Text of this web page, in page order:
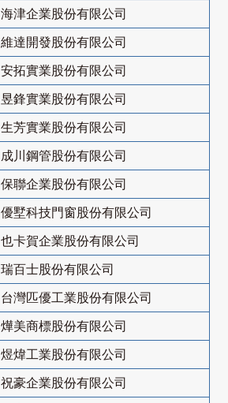
海津企業股份有限公司
維達開發股份有限公司
安拓實業股份有限公司
昱鋒實業股份有限公司
生芳實業股份有限公司
成川鋼管股份有限公司
保聯企業股份有限公司
優墅科技門窗股份有限公司
也卡賀企業股份有限公司
瑞百士股份有限公司
台灣匹優工業股份有限公司
燁美商標股份有限公司
煜煒工業股份有限公司
祝豪企業股份有限公司